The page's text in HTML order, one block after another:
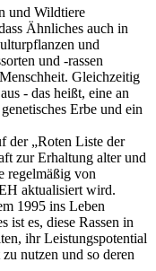
und Wildtiere
Ähnliches auch in
und
und -rassen
Gleichzeitig
- das heißt, eine an
Erbe und ein
der „Roten Liste der
zur Erhaltung alter und
regelmäßig von
aktualisiert wird.
1995 ins Leben
ist es, diese Rassen in
ihr Leistungspotential
nutzen und so deren